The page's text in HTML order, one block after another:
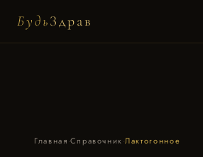
БудьЗдрав
Главная·Справочник·Лактогонное